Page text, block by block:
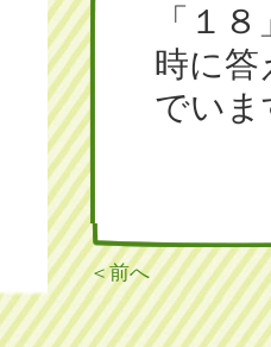
「１
時に答
でいま
＜前へ